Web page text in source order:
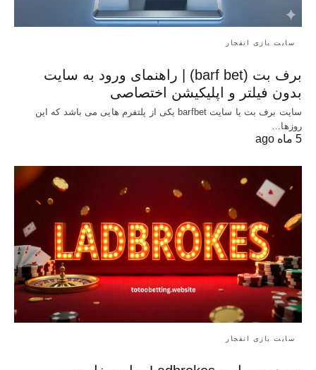
سایت بازی انفجار
برف بت (barf bet) | راهنمای ورود به سایت
بدون فیلتر و اپلیکیشن اختصاصی
سایت برف بت یا سایت barfbet یکی از پلتفرم‌ هایی می باشد که این
روزها…
5 ماه ago
سایت بازی انفجار